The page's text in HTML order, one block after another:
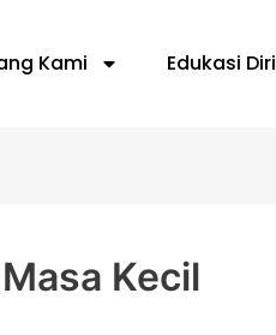
Kami Edukasi Diri
Kecil